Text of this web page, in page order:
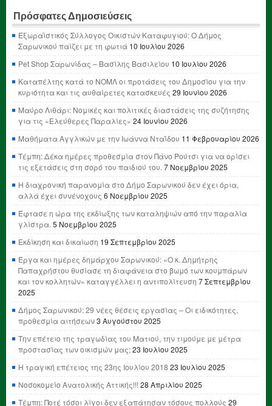
Πρόσφατες Δημοσιεύσεις
Εξωραϊστικός Σύλλογος Οικιστών Καταφυγιού: Ο Δήμος
Σαρωνικού παίζει με τη φωτιά 10 Ιουλίου 2026
Pet Shop Σαρωνίδας – Βασίλης Βασιλείου 10 Ιουλίου 2026
Καταπέλτης κατά το ΝΟΜΛ οι προτάσεις του Δημοσίου για την
κυριότητα και τις αυθαίρετες κατασκευές 29 Ιουνίου 2026
Μαύρο Λιθάρι: Νομικές και πολιτικές διαστάσεις της συζήτησης
για τις «Ελεύθερες Παραλίες» 24 Ιουνίου 2026
Μαθήματα Αγγλικών με την Ιωάννα Νταΐδου 11 Φεβρουαρίου 2026
Τέμπη: Δέκα ημέρες προθεσμία στον Πάνο Ρούτσι για να ορίσει
τις εξετάσεις στη σορό του παιδιού του.7 Νοεμβρίου 2025
Η διαχρονική παρανομία στο Δήμο Σαρωνικού δεν έχει όρια,
αλλά έχει συνένοχους 6 Νοεμβρίου 2025
Έφτασε η ώρα της εκδίωξης των καταληψιών από την παραλία
γλίστρα.5 Νοεμβρίου 2025
Εκδίκηση και δικαίωση 19 Σεπτεμβρίου 2025
Έργα και ημέρες δημάρχου Σαρωνικού: «Ο κ. Δημήτρης
Παπαχρήστου θυσίασε τη διαφάνεια στο βωμό των κουμπάρων
και τον κολλητών» καταγγέλλει η αντιπολίτευση 7 Σεπτεμβρίου
2025
Δήμος Σαρωνικού: 29 νέες θέσεις εργασίας – Οι ειδικότητες,
προθεσμία αιτήσεων3 Αυγούστου 2025
Την επέτειο της τραγωδίας του Ματιού, την τιμούμε με μέτρα
προστασίας των οικισμών μας;23 Ιουλίου 2025
Η τραγική επέτειος της 23ης Ιουλίου 2018 23 Ιουλίου 2025
Νοσοκομείο Ανατολικής Αττικής!!! 28 Απριλίου 2025
Τέμπη: Ποτέ τόσοι λίγοι δεν εξαπάτησαν τόσους πολλούς 29